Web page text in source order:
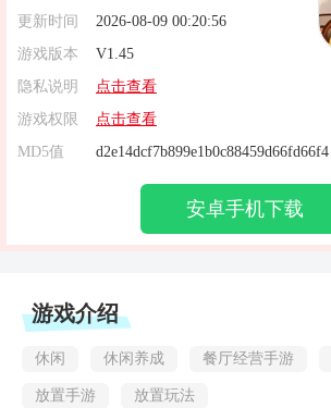
更新时间
2026-08-09 00:20:56
游戏版本
V1.45
隐私说明
点击查看
游戏权限
点击查看
MD5值
d2e14dcf7b899e1b0c88459d66fd66f4
安卓手机下载
游戏介绍
休闲 休闲养成 餐厅经营手游
放置手游 放置玩法